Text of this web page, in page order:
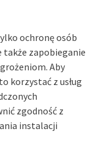
ochronę osób
także zapobieganie
Aby
korzystać z usług
zgodność z
instalacji